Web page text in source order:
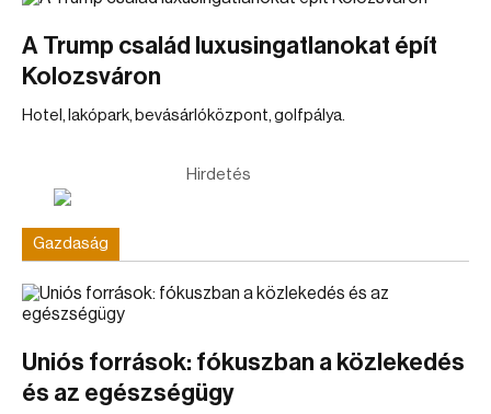
A Trump család luxusingatlanokat épít
Kolozsváron
Hotel, lakópark, bevásárlóközpont, golfpálya.
Hirdetés
Gazdaság
Uniós források: fókuszban a közlekedés
és az egészségügy